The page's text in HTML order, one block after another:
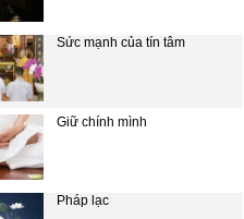
Sức mạnh của tín tâm
Giữ chính mình
Pháp lạc